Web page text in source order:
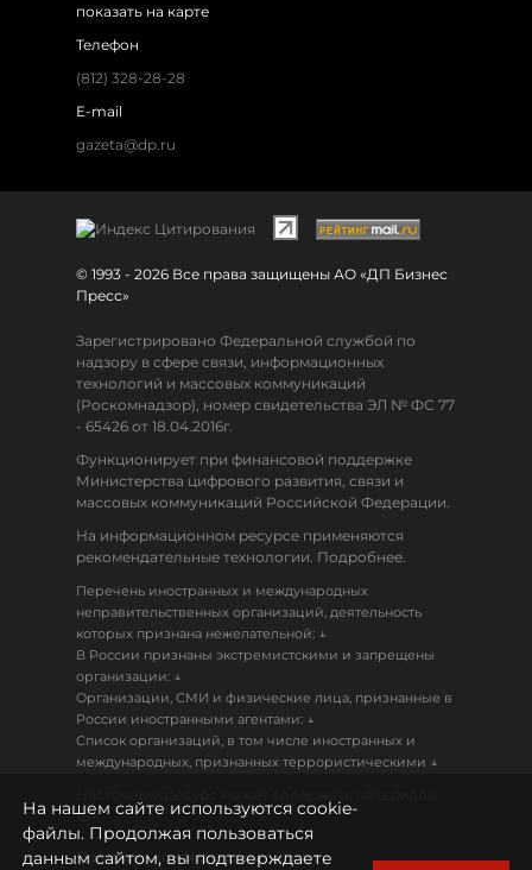
показать на карте
Телефон
(812) 328-28-28
E-mail
gazeta@dp.ru
© 1993 - 2026 Все права защищены АО «ДП Бизнес
Пресс»
Зарегистрировано Федеральной службой по
надзору в сфере связи, информационных
технологий и массовых коммуникаций
(Роскомнадзор), номер свидетельства ЭЛ № ФС 77
- 65426 от 18.04.2016г.
Функционирует при финансовой поддержке
Министерства цифрового развития, связи и
массовых коммуникаций Российской Федерации.
На информационном ресурсе применяются
рекомендательные технологии. Подробнее.
Перечень иностранных и международных
неправительственных организаций, деятельность
которых признана нежелательной: ↓
В России признаны экстремистскими и запрещены
организации: ↓
Организации, СМИ и физические лица, признанные в
России иностранными агентами: ↓
Список организаций, в том числе иностранных и
международных, признанных террористическими ↓
18+
Политика конфиденциальности
На нашем сайте используются cookie-
файлы. Продолжая пользоваться
данным сайтом, вы подтверждаете